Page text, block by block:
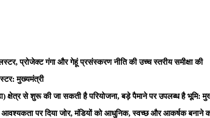
प्रोजेक्ट गंगा और गेहूं प्रसंस्करण नीति की उच्च स्तरीय समीक्षा की
मुख्यमंत्री
क्षेत्र से शुरू की जा सकती है परियोजना, बड़े पैमाने पर उपलब्ध है भूमि:
पर दिया जोर, मंडियों को आधुनिक, स्वच्छ और आकर्षक बनाने का